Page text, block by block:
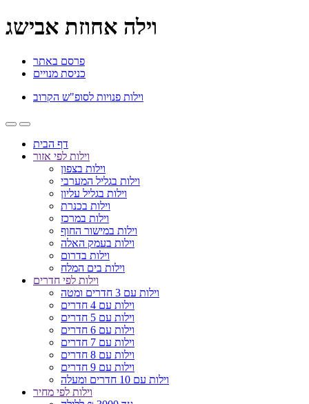
וילה אחוזת אבישג
פרסם באתר
כניסת מנויים
וילות פנויות לסופ"ש הקרוב
דף הבית
וילות לפי אזור
וילות בצפון
וילות בגליל המערבי
וילות בגליל עליון
וילות בכנרת
וילות במרכז
וילות במישור החוף
וילות בעמק האלה
וילות בדרום
וילות בים המלח
וילות לפי חדרים
וילות עם 3 חדרים ומטה
וילות עם 4 חדרים
וילות עם 5 חדרים
וילות עם 6 חדרים
וילות עם 7 חדרים
וילות עם 8 חדרים
וילות עם 9 חדרים
וילות עם 10 חדרים ומעלה
וילות לפי מחיר